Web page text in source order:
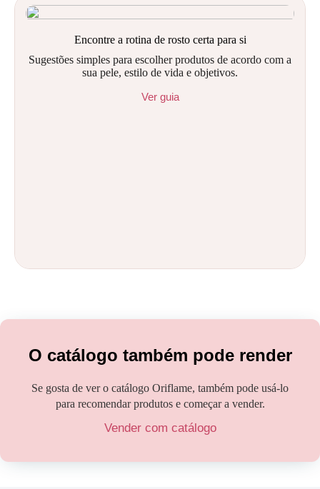
Encontre a rotina de rosto certa para si
Sugestões simples para escolher produtos de acordo com a
sua pele, estilo de vida e objetivos.
Ver guia
O catálogo também pode render
Se gosta de ver o catálogo Oriflame, também pode usá-lo
para recomendar produtos e começar a vender.
Vender com catálogo